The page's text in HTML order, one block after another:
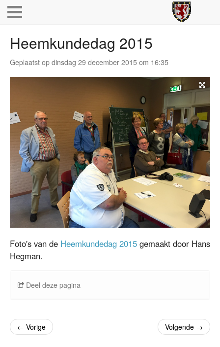
Heemkundedag 2015
Geplaatst op dinsdag 29 december 2015 om 16:35
Foto's van de Heemkundedag 2015 gemaakt door Hans
Hegman.
Deel deze pagina
← Vorige Volgende →